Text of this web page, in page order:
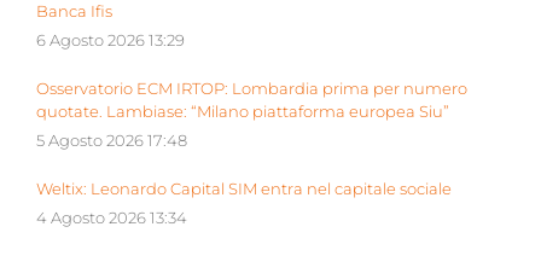
Banca Ifis
6 Agosto 2026 13:29
Osservatorio ECM IRTOP: Lombardia prima per numero
quotate. Lambiase: “Milano piattaforma europea Siu”
5 Agosto 2026 17:48
Weltix: Leonardo Capital SIM entra nel capitale sociale
4 Agosto 2026 13:34